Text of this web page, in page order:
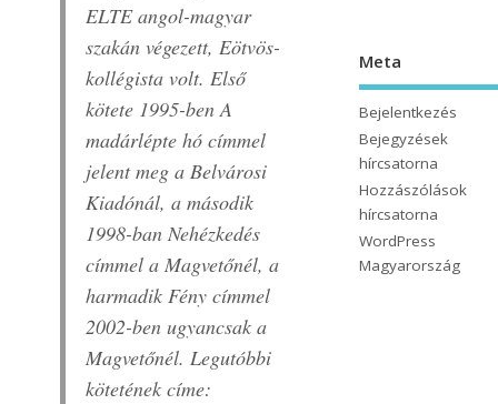
ELTE angol-magyar
szakán végezett, Eötvös-
kollégista volt. Első
kötete 1995-ben A
madárlépte hó címmel
jelent meg a Belvárosi
Kiadónál, a második
1998-ban Nehézkedés
címmel a Magvetőnél, a
harmadik Fény címmel
2002-ben ugyancsak a
Magvetőnél. Legutóbbi
kötetének címe:
Meta
Bejelentkezés
Bejegyzések
hírcsatorna
Hozzászólások
hírcsatorna
WordPress
Magyarország